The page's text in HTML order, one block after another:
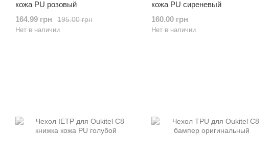
кожа PU розовый
195.00 грн
164.99 грн
Нет в наличии
кожа PU сиреневый
160.00 грн
Нет в наличии